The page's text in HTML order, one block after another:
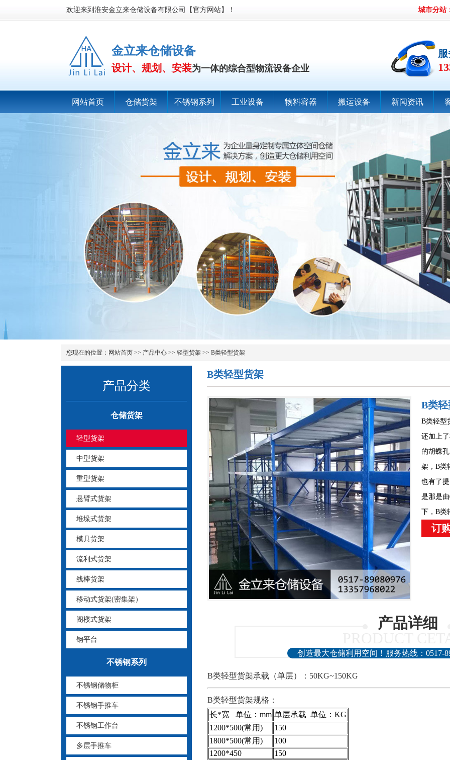
欢迎来到淮安金立来仓储设备有限公司【官方网站】！ 城市分站
金立来仓储设备
设计、规划、安装为一体的综合型物流设备企业
网站首页 仓储货架 不锈钢系列 工业设备 物料容器 搬运设备 新闻资讯
您现在的位置： 网站首页 >> 产品中心 >> 轻型货架 >> B类轻型货架
产品分类
仓储货架
轻型货架
中型货架
重型货架
悬臂式货架
堆垛式货架
模具货架
流利式货架
线棒货架
移动式货架(密集架）
阁楼式货架
钢平台
不锈钢系列
不锈钢储物柜
不锈钢手推车
不锈钢工作台
多层手推车
B类轻型货架
B类
B类轻型
还加上
的胡蝶
架，B类
也有了
是那是
下，B类
订
产品详细
创造最大仓储利用空间！服务热线：0517-
B类轻型货架承载（单层）：50KG~150KG
B类轻型货架规格：
长*宽 单位：mm 单层承载 单位：KG
1200*500(常用)
150
1800*500(常用)
100
1200*450
150